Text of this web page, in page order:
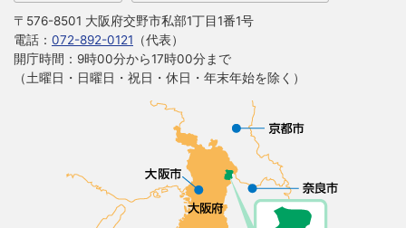
〒576-8501 大阪府交野市私部1丁目1番1号
電話： 072-892-0121 （代表）
開庁時間：9時00分から17時00分まで
（土曜日・日曜日・祝日・休日・年末年始を除く）